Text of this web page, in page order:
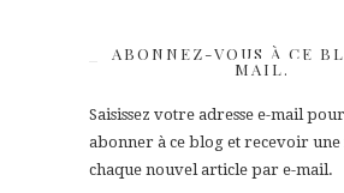
ABONNEZ-VOUS À CE
MAIL.
Saisissez votre adresse e-mail
abonner à ce blog et recevoir
chaque nouvel article par e-mail.